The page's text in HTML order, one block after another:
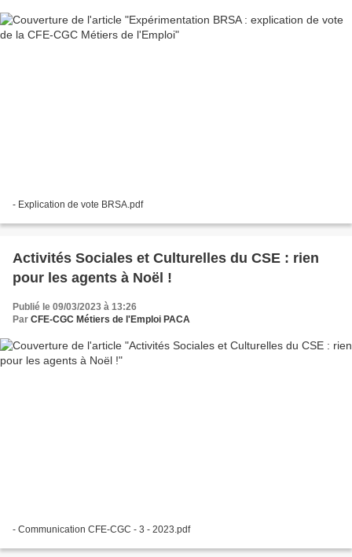
- Explication de vote BRSA.pdf
Activités Sociales et Culturelles du CSE : rien
pour les agents à Noël !
Publié le 09/03/2023 à 13:26
Par CFE-CGC Métiers de l'Emploi PACA
- Communication CFE-CGC - 3 - 2023.pdf